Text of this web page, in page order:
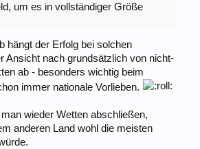
um es in vollständiger Größe
hängt der Erfolg bei solchen
Ansicht nach grundsätzlich von nicht-
ab - besonders wichtig beim
immer nationale Vorlieben.
wieder Wetten abschließen,
anderen Land wohl die meisten